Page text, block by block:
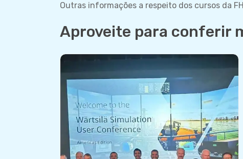
Outras informações a respeito dos cursos da
Aproveite para conferir